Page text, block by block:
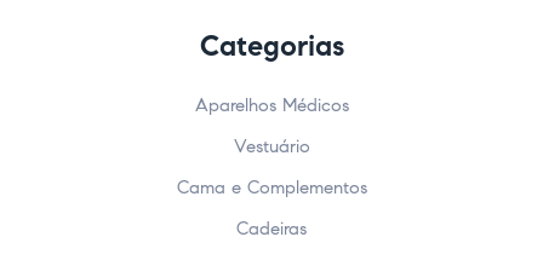
Categorias
Aparelhos Médicos
Vestuário
Cama e Complementos
Cadeiras